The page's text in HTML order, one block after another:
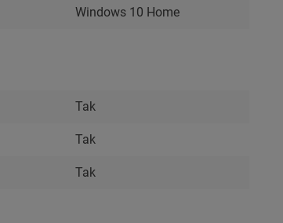
Windows 10 Home
Tak
Tak
Tak